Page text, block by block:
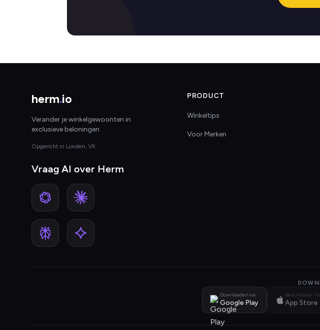
herm.io
Verander je winkelgewoonten in
exclusieve beloningen
Opgericht in Londen, VK
Vraag AI over Herm
PRODUCT
Winkeltips
Voor Merken
Downloaden via
Google Play
Beschikbaar in
App Store